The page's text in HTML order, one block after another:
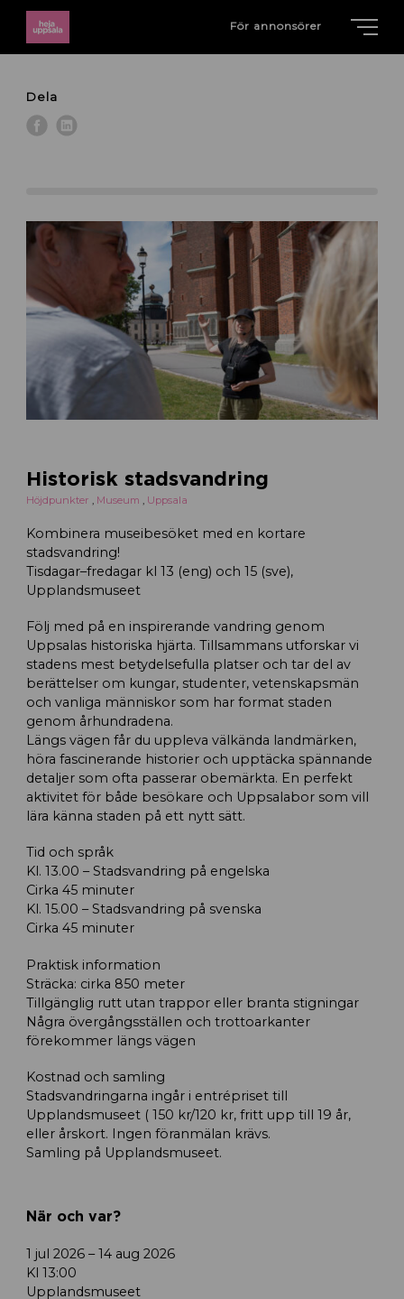
För annonsörer
Dela
Historisk stadsvandring
Höjdpunkter Museum Uppsala
Kombinera museibesöket med en kortare
stadsvandring!
Tisdagar–fredagar kl 13 (eng) och 15 (sve),
Upplandsmuseet
Följ med på en inspirerande vandring genom
Uppsalas historiska hjärta. Tillsammans utforskar vi
stadens mest betydelsefulla platser och tar del av
berättelser om kungar, studenter, vetenskapsmän
och vanliga människor som har format staden
genom århundradena.
Längs vägen får du uppleva välkända landmärken,
höra fascinerande historier och upptäcka spännande
detaljer som ofta passerar obemärkta. En perfekt
aktivitet för både besökare och Uppsalabor som vill
lära känna staden på ett nytt sätt.
Tid och språk
Kl. 13.00 – Stadsvandring på engelska
Cirka 45 minuter
Kl. 15.00 – Stadsvandring på svenska
Cirka 45 minuter
Praktisk information
Sträcka: cirka 850 meter
Tillgänglig rutt utan trappor eller branta stigningar
Några övergångsställen och trottoarkanter
förekommer längs vägen
Kostnad och samling
Stadsvandringarna ingår i entrépriset till
Upplandsmuseet ( 150 kr/120 kr, fritt upp till 19 år,
eller årskort. Ingen föranmälan krävs.
Samling på Upplandsmuseet.
När och var?
1 jul 2026 – 14 aug 2026
Kl 13:00
Upplandsmuseet